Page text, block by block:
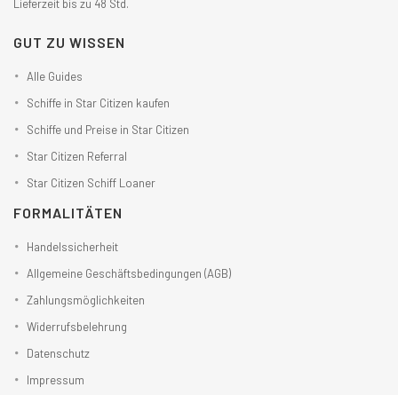
Lieferzeit bis zu 48 Std.
GUT ZU WISSEN
Alle Guides
Schiffe in Star Citizen kaufen
Schiffe und Preise in Star Citizen
Star Citizen Referral
Star Citizen Schiff Loaner
FORMALITÄTEN
Handelssicherheit
Allgemeine Geschäftsbedingungen (AGB)
Zahlungsmöglichkeiten
Widerrufsbelehrung
Datenschutz
Impressum